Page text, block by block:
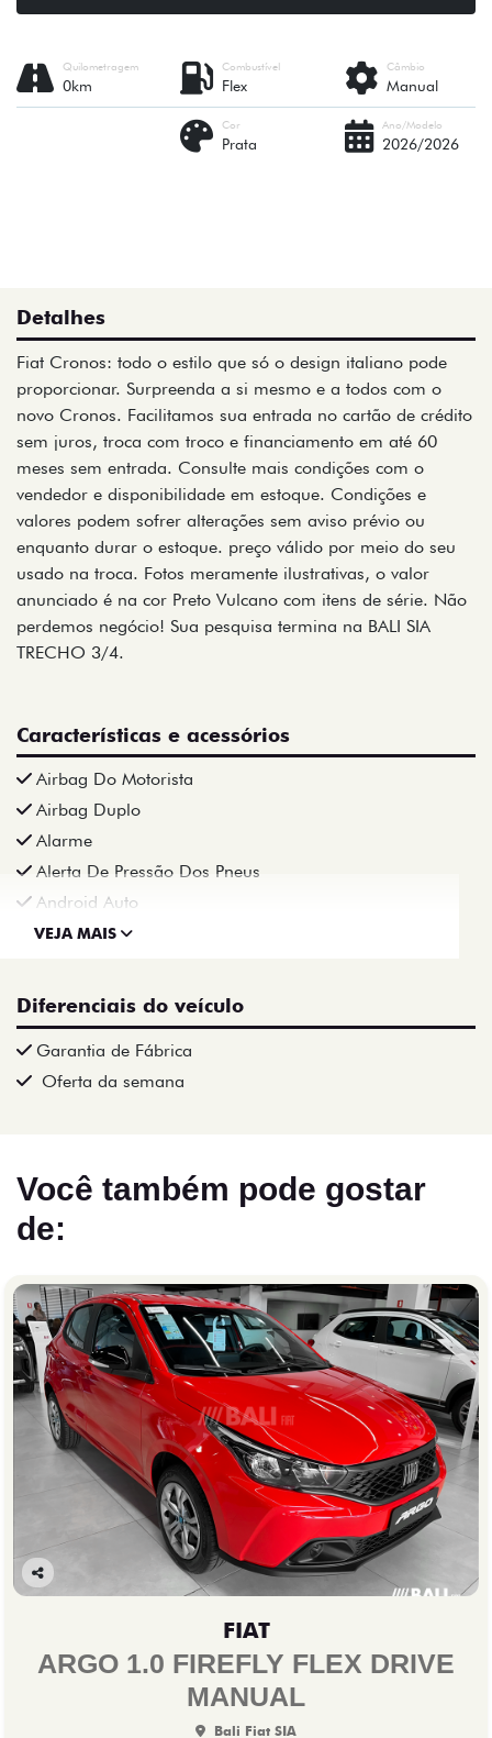
Câmbio
Manual
Combustível
Flex
Quilometragem
0km
Ano/Modelo
2026/2026
Cor
Prata
Detalhes
Fiat Cronos: todo o estilo que só o design italiano pode
proporcionar. Surpreenda a si mesmo e a todos com o
novo Cronos. Facilitamos sua entrada no cartão de crédito
sem juros, troca com troco e financiamento em até 60
meses sem entrada. Consulte mais condições com o
vendedor e disponibilidade em estoque. Condições e
valores podem sofrer alterações sem aviso prévio ou
enquanto durar o estoque. preço válido por meio do seu
usado na troca. Fotos meramente ilustrativas, o valor
anunciado é na cor Preto Vulcano com itens de série. Não
perdemos negócio! Sua pesquisa termina na BALI SIA
TRECHO 3/4.
Características e acessórios
Airbag Do Motorista
Airbag Duplo
Alarme
Alerta De Pressão Dos Pneus
Android Auto
VEJA MAIS
Diferenciais do veículo
Garantia de Fábrica
Oferta da semana
Você também pode gostar
de:
Co
lhe
FIAT
ARGO 1.0 FIREFLY FLEX DRIVE
MANUAL
Bali Fiat SIA